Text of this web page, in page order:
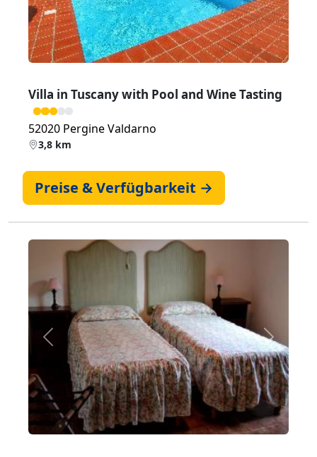
Villa in Tuscany with Pool and Wine Tasting
52020 Pergine Valdarno
3,8 km
Preise & Verfügbarkeit →
Zurück Weiter